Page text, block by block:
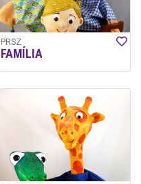
PRSZ
FAMÍLIA